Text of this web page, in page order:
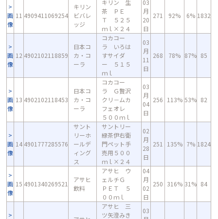
画
像
11 4909411069254
キリン
ビバレ
ッジ
キリン 生
茶 ＰＥ
Ｔ ５２５
ｍｌ×２４
03
月
20
日
271 92% 6% 1832
画
像
12 4902102118859
日本コ
カ・コ
ーラ
コカコー
ラ いろは
すサイダ
ー ５１５
ｍｌ
03
月
11
日
268 78% 87% 85
画
像
13 4902102118453
日本コ
カ・コ
ーラ
コカコー
ラ Ｇ贅沢
クリ－ムカ
フェオレ
５００ｍｌ
03
月
04
日
256 113% 53% 82
画
像
14 4901777285576
サント
リーホ
ールデ
ィング
ス
サントリー
緑茶伊右衛
門ペット手
売用５００
ｍｌ×２４
02
月
28
日
251 135% 7% 1824
画
像
15 4901340269521
アサヒ
飲料
アサヒ ウ
ェルチＧ
ＰＥＴ ５
００ｍｌ
04
月
02
日
250 316% 31% 84
アサヒ 三
ツ矢澄みき
03